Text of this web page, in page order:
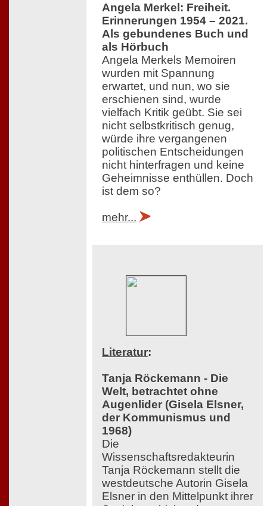
Angela Merkel: Freiheit.
Erinnerungen 1954 – 2021.
Als gebundenes Buch und
als Hörbuch
Angela Merkels Memoiren
wurden mit Spannung
erwartet, und nun, wo sie
erschienen sind, wurde
vielfach Kritik geübt. Sie sei
nicht selbstkritisch genug,
würde ihre vergangenen
politischen Entscheidungen
nicht hinterfragen und keine
Geheimnisse enthüllen. Doch
ist dem so?
mehr...
Literatur:
Tanja Röckemann - Die
Welt, betrachtet ohne
Augenlider (Gisela Elsner,
der Kommunismus und
1968)
Die
Wissenschaftsredakteurin
Tanja Röckemann stellt die
westdeutsche Autorin Gisela
Elsner in den Mittelpunkt ihrer